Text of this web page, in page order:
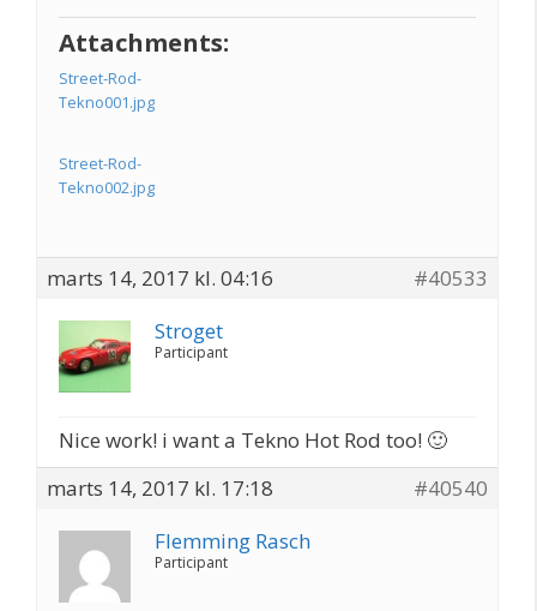
Attachments:
Street-Rod-
Tekno001.jpg
Street-Rod-
Tekno002.jpg
marts 14, 2017 kl. 04:16
#40533
Stroget
Participant
Nice work! i want a Tekno Hot Rod too! 🙂
marts 14, 2017 kl. 17:18
#40540
Flemming Rasch
Participant